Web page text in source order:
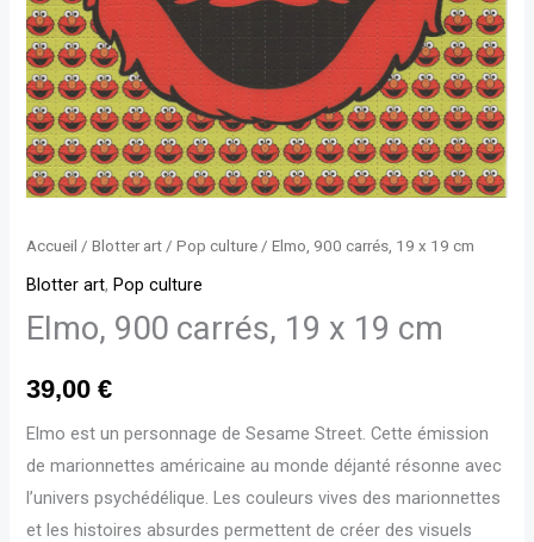
Accueil /Blotter art /Pop culture / Elmo, 900 carrés, 19 x 19 cm
Blotter art, Pop culture
Elmo, 900 carrés, 19 x 19 cm
39,00€
Elmo est un personnage de Sesame Street. Cette émission
de marionnettes américaine au monde déjanté résonne avec
l’univers psychédélique. Les couleurs vives des marionnettes
et les histoires absurdes permettent de créer des visuels